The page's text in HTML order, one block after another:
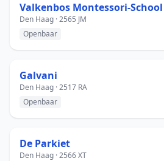
Valkenbos Montessori-School
Den Haag · 2565 JM
Openbaar
Galvani
Den Haag · 2517 RA
Openbaar
De Parkiet
Den Haag · 2566 XT